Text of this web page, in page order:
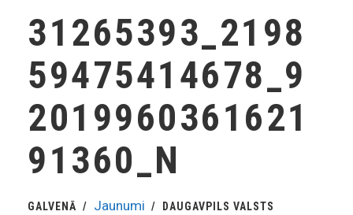
31265393_2198
59475414678_9
2019960361621
91360_N
GALVENĀ Jaunumi
DAUGAVPILS VALSTS